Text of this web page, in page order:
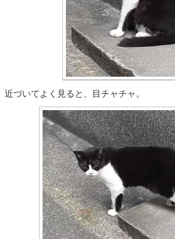
近づいてよく見ると、目チャチャ。